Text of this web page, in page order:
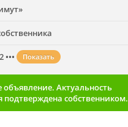
••• Показать
объявление. Актуальность
подтверждена собственником.